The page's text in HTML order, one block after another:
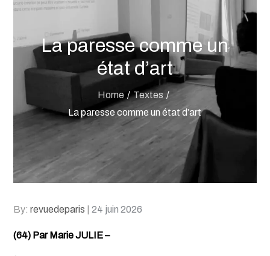
La paresse comme un
état d’art
Home
Textes
La paresse comme un état d’art
By:revuedeparis
Posted
24 juin 2026
(64) Par Marie JULIE –